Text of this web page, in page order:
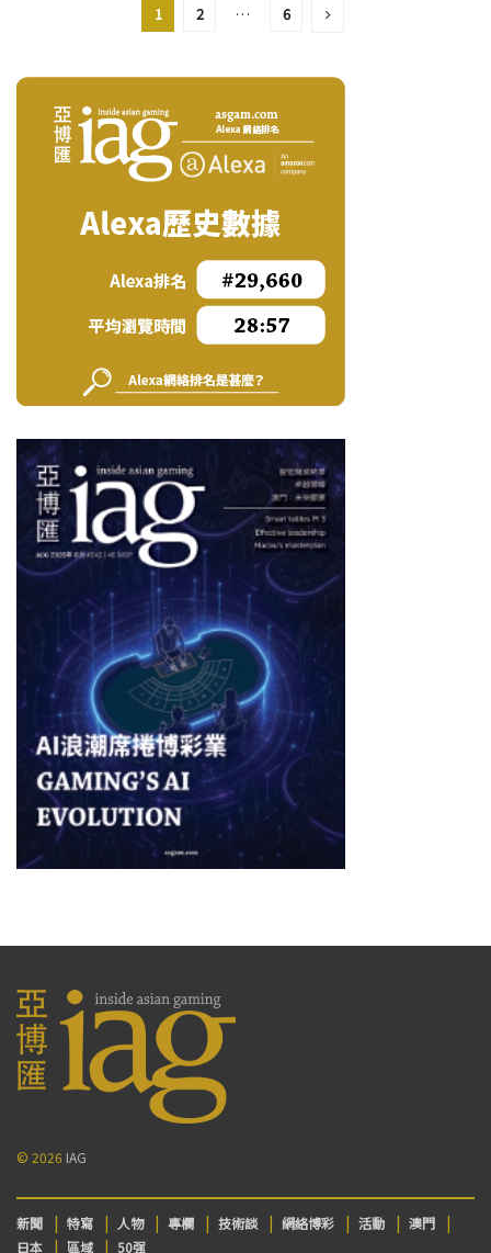
1 2 … 6
© 2026 IAG
新聞 特寫 人物 專欄 技術談 網絡博彩 活動
澳門
日本
區域 50强